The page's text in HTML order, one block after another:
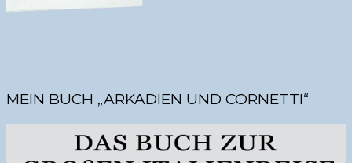
MEIN BUCH „ARKADIEN UND CORNETTI“